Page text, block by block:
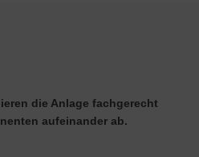
die Anlage fachgerecht
aufeinander ab.